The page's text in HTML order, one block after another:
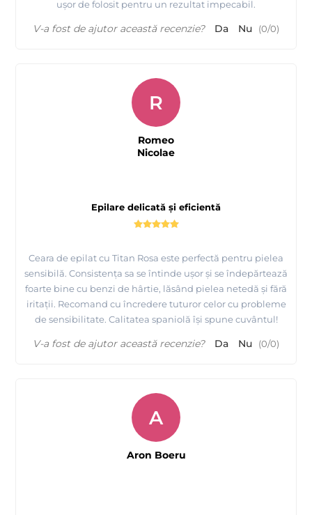
ușor de folosit pentru un rezultat impecabil.
V-a fost de ajutor această recenzie? Da Nu (0/0)
Epilare delicată și eficientă
Ceara de epilat cu Titan Rosa este perfectă pentru pielea
sensibilă. Consistența sa se întinde ușor și se îndepărtează
foarte bine cu benzi de hârtie, lăsând pielea netedă și fără
iritații. Recomand cu încredere tuturor celor cu probleme
de sensibilitate. Calitatea spaniolă își spune cuvântul!
R
Romeo
Nicolae
V-a fost de ajutor această recenzie? Da Nu (0/0)
A
Aron Boeru